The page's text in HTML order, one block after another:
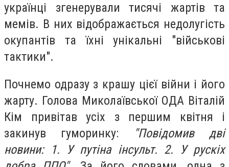
українці згенерували тисячі жартів та
мемів. В них відображається недолугість
окупантів та їхні унікальні "військові
тактики".
Почнемо одразу з крашу цієї війни і його
жарту. Голова Миколаївської ОДА Віталій
Кім привітав усіх з першим квітня і
закинув гуморинку:
"Повідомив дві
новини: 1. У путіна інсульт. 2. У рускіх